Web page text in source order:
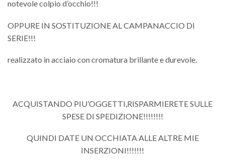
notevole colpio d’occhio!!!
OPPURE IN SOSTITUZIONE AL CAMPANACCIO DI
SERIE!!!
realizzato in acciaio con cromatura brillante e durevole.
ACQUISTANDO PIU’OGGETTI,RISPARMIERETE SULLE
SPESE DI SPEDIZIONE!!!!!!!!
QUINDI DATE UN OCCHIATA ALLE ALTRE MIE
INSERZIONI!!!!!!!